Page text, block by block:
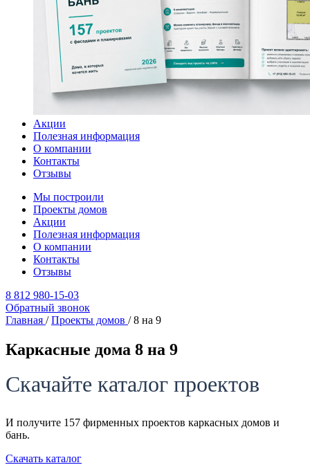
Акции
Полезная информация
О компании
Контакты
Отзывы
Мы построили
Проекты домов
Акции
Полезная информация
О компании
Контакты
Отзывы
8 812 980-15-03
Обратный звонок
Главная / Проекты домов / 8 на 9
Каркасные дома 8 на 9
Скачайте каталог проектов
И получите 157 фирменных проектов каркасных домов и
бань.
Скачать каталог